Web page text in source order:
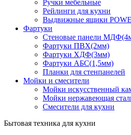
Ручки мебельные
Рейлинги для кухни
Выдвижные ящики
Фартуки
Стеновые панели
Фартуки ПВХ(2мм)
Фартуки ХДФ(3мм)
Фартуки АБС(1,5мм)
Планки для стенпанелей
Мойки и смесители
Мойки искусственный
Мойки нержавеющая
Смесители для кухни
Бытовая техника для кухни